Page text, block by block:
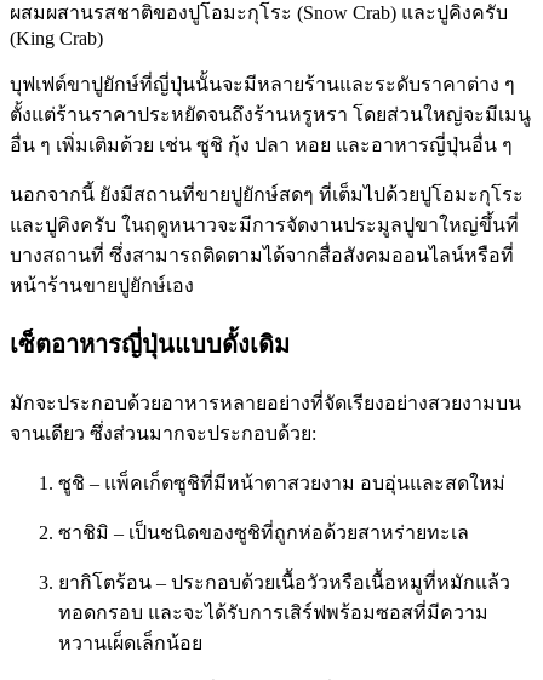
ผสมผสานรสชาติของปูโอมะกุโระ (Snow Crab) และปูคิงครับ
(King Crab)
บุฟเฟต์ขาปูยักษ์ที่ญี่ปุ่นนั้นจะมีหลายร้านและระดับราคาต่าง ๆ
ตั้งแต่ร้านราคาประหยัดจนถึงร้านหรูหรา โดยส่วนใหญ่จะมีเมนู
อื่น ๆ เพิ่มเติมด้วย เช่น ซูชิ กุ้ง ปลา หอย และอาหารญี่ปุ่นอื่น ๆ
นอกจากนี้ ยังมีสถานที่ขายปูยักษ์สดๆ ที่เต็มไปด้วยปูโอมะกุโระ
และปูคิงครับ ในฤดูหนาวจะมีการจัดงานประมูลปูขาใหญ่ขึ้นที่
บางสถานที่ ซึ่งสามารถติดตามได้จากสื่อสังคมออนไลน์หรือที่
หน้าร้านขายปูยักษ์เอง
เซ็ตอาหารญี่ปุ่นแบบดั้งเดิม
มักจะประกอบด้วยอาหารหลายอย่างที่จัดเรียงอย่างสวยงามบน
จานเดียว ซึ่งส่วนมากจะประกอบด้วย:
ซูชิ – แพ็คเก็ตซูชิที่มีหน้าตาสวยงาม อบอุ่นและสดใหม่
ซาชิมิ – เป็นชนิดของซูชิที่ถูกห่อด้วยสาหร่ายทะเล
ยากิโตร้อน – ประกอบด้วยเนื้อวัวหรือเนื้อหมูที่หมักแล้ว
ทอดกรอบ และจะได้รับการเสิร์ฟพร้อมซอสที่มีความ
หวานเผ็ดเล็กน้อย